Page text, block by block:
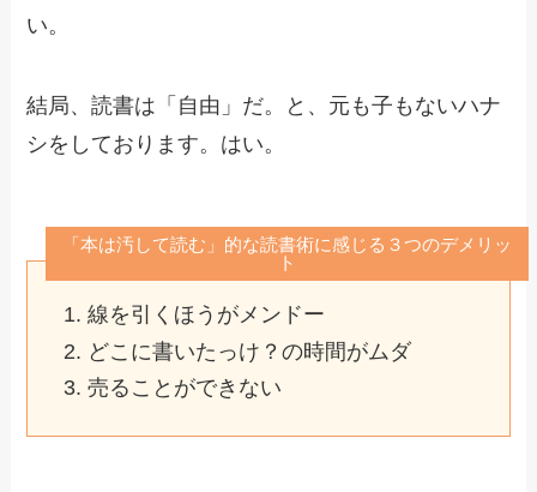
い。
結局、読書は「自由」だ。と、元も子もないハナ
シをしております。はい。
「本は汚して読む」的な読書術に感じる３つのデメリッ
ト
線を引くほうがメンドー
どこに書いたっけ？の時間がムダ
売ることができない